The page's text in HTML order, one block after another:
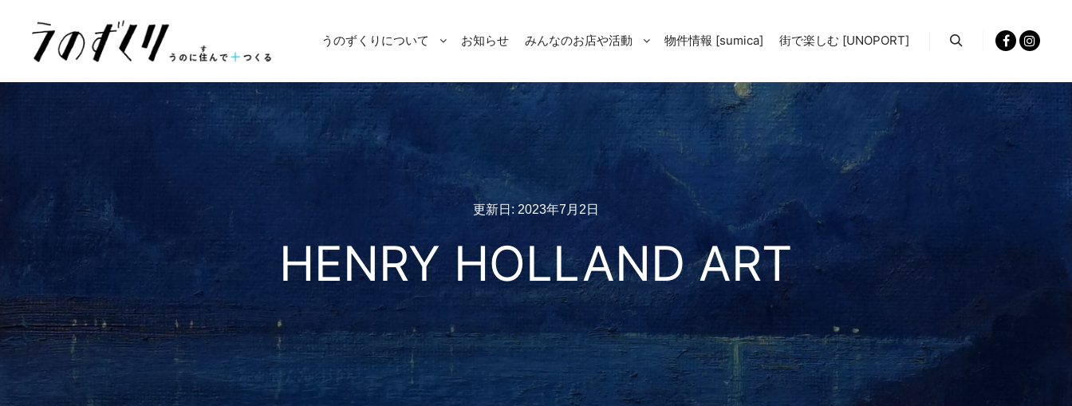
うのずくりについて お知らせ みんなのお店や活動 物件情報 [sumica] 街で楽しむ [UNOPORT]
更新日: 2023年7月2日
HENRY HOLLAND ART